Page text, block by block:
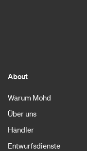
About
Warum Mohd
Über uns
Händler
Entwurfsdienste